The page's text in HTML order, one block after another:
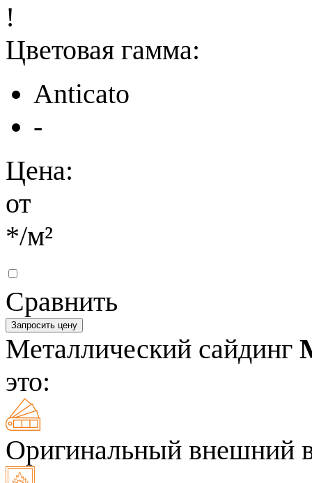
!
Цветовая гамма:
Anticato
-
Цена:
от
*/м²
Сравнить
Запросить цену
Металлический сайдинг
это:
Оригинальный внешний